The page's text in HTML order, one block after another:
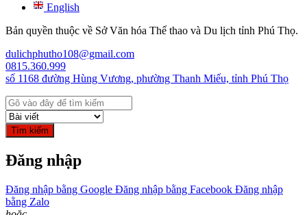
English
Bản quyền thuộc về Sở Văn hóa Thể thao và Du lịch tỉnh Phú Thọ.
dulichphutho108@gmail.com
0815.360.999
số 1168 đường Hùng Vương, phường Thanh Miếu, tỉnh Phú Thọ
Tìm kiếm
Đăng nhập
Đăng nhập bằng Google Đăng nhập bằng Facebook Đăng nhập
bằng Zalo